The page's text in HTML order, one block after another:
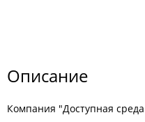
Описание
Компания "Доступная